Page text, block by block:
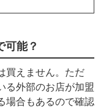
可能？
買えません。ただ
る外部のお店が加盟
場合もあるので確認